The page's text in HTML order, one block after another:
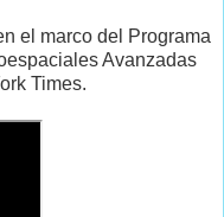
el marco del Programa
Avanzadas
Times.